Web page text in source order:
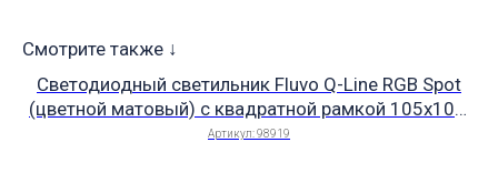
Смотрите также ↓
Светодиодный светильник Fluvo Q-Line RGB Spot
(цветной матовый) с квадратной рамкой 105х105,
10 Вт, 350 люмен, угол 100°, 24 В, IP 68 (плитка/
Артикул:98919